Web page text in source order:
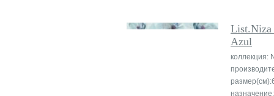
List.Niza
Azul
коллекция: